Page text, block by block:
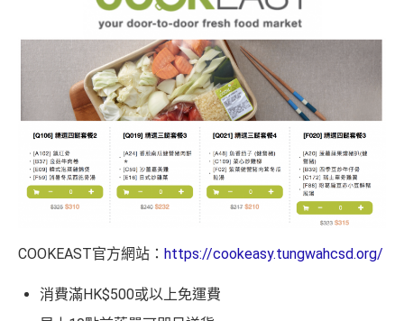
COOKEAST官方網站： https://cookeasy.tungwahcsd.org/
消費滿HK$500或以上免運費